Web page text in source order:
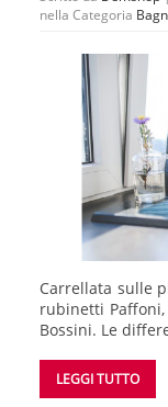
nella Categoria
Carrellata sulle
rubinetti
Bossini. Le
LEGGI TUTTO